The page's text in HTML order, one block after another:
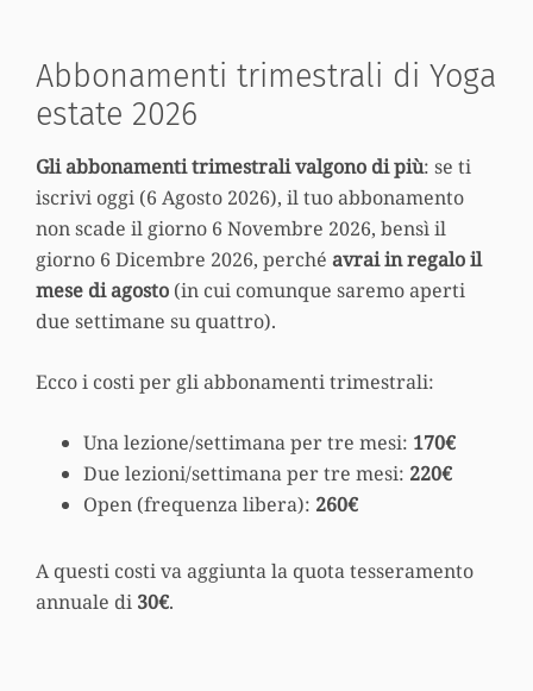
Abbonamenti trimestrali di Yoga
estate 2026
Gli abbonamenti trimestrali valgono di più: se ti
iscrivi oggi (6 Agosto 2026), il tuo abbonamento
non scade il giorno 6 Novembre 2026, bensì il
giorno 6 Dicembre 2026, perché avrai in regalo il
mese di agosto (in cui comunque saremo aperti
due settimane su quattro).
Ecco i costi per gli abbonamenti trimestrali:
Una lezione/settimana per tre mesi: 170€
Due lezioni/settimana per tre mesi: 220€
Open (frequenza libera): 260€
A questi costi va aggiunta la quota tesseramento
annuale di 30€.